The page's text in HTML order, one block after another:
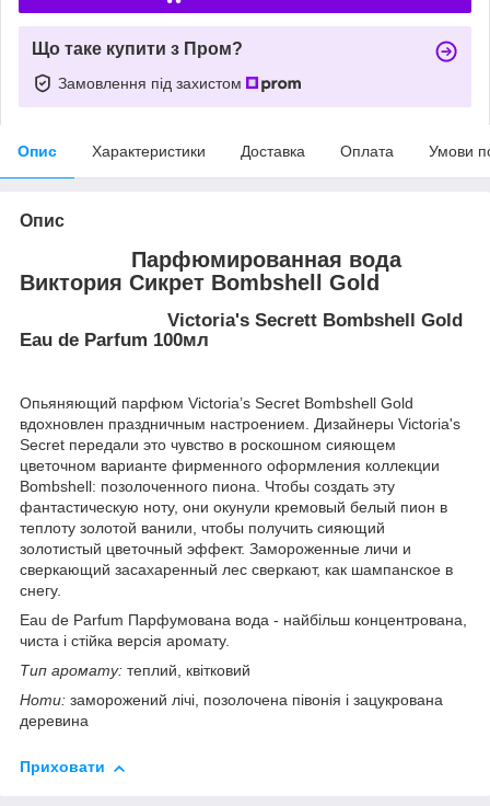
Що таке купити з Пром?
Замовлення під захистом
Опис Характеристики Доставка Оплата Умови
Опис
Парфюмированная вода
Виктория Сикрет Bombshell Gold
Victoria's Secrett Bombshell Gold
Eau de Parfum 100мл
Опьяняющий парфюм Victoria’s Secret Bombshell Gold
вдохновлен праздничным настроением. Дизайнеры Victoria's
Secret передали это чувство в роскошном сияющем
цветочном варианте фирменного оформления коллекции
Bombshell: позолоченного пиона. Чтобы создать эту
фантастическую ноту, они окунули кремовый белый пион в
теплоту золотой ванили, чтобы получить сияющий
золотистый цветочный эффект. Замороженные личи и
сверкающий засахаренный лес сверкают, как шампанское в
снегу.
Eau de Parfum Парфумована вода - найбільш концентрована,
чиста і стійка версія аромату.
Тип аромату: теплий, квітковий
Ноти: заморожений лічі, позолочена півонія і зацукрована
деревина
Приховати